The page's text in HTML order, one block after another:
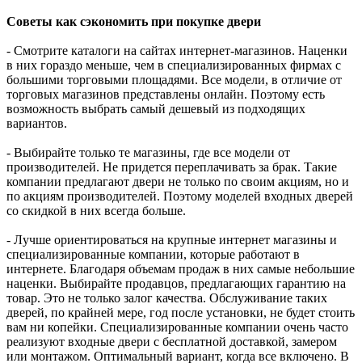
Советы как сэкономить при покупке двери
- Смотрите каталоги на сайтах интернет-магазинов. Наценки
в них гораздо меньше, чем в специализированных фирмах с
большими торговыми площадями. Все модели, в отличие от
торговых магазинов представлены онлайн. Поэтому есть
возможность выбрать самый дешевый из подходящих
вариантов.
- Выбирайте только те магазины, где все модели от
производителей. Не придется переплачивать за брак. Такие
компании предлагают двери не только по своим акциям, но и
по акциям производителей. Поэтому моделей входных дверей
со скидкой в них всегда больше.
- Лучше ориентироваться на крупные интернет магазины и
специализированные компании, которые работают в
интернете. Благодаря объемам продаж в них самые небольшие
наценки. Выбирайте продавцов, предлагающих гарантию на
товар. Это не только залог качества. Обслуживание таких
дверей, по крайней мере, год после установки, не будет стоить
вам ни копейки. Специализированные компании очень часто
реализуют входные двери с бесплатной доставкой, замером
или монтажом. Оптимальный вариант, когда все включено. В